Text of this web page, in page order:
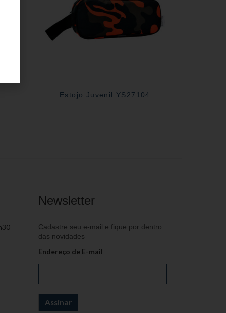
Estojo Juvenil YS27104
Newsletter
Cadastre seu e-mail e fique por dentro
das novidades
Endereço de E-mail